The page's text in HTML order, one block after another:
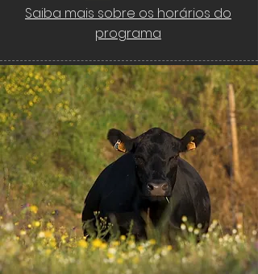
Saiba mais sobre os horários do
programa